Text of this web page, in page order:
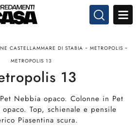
CASTELLAMMARE DI STABIA - METROPOLIS -
METROPOLIS 13
13
Nebbia opaco. Colonne in Pet
Top, schienale e pensile
Piasentina scura.